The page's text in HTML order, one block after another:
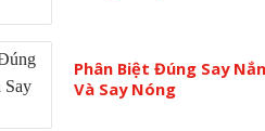
Phân Biệt Đúng Say
Và Say Nóng